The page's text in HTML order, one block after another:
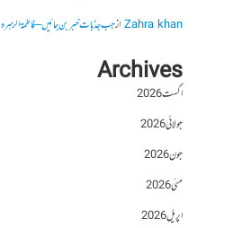
Zahra khanازجب جذبات خبر بن جائیں – فاطمۃالزہرہ
Archives
اگست 2026
جولائی 2026
جون 2026
مئی 2026
اپریل 2026